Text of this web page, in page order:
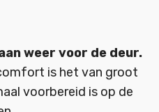
weer voor de deur.
is het van groot
voorbereid is op de